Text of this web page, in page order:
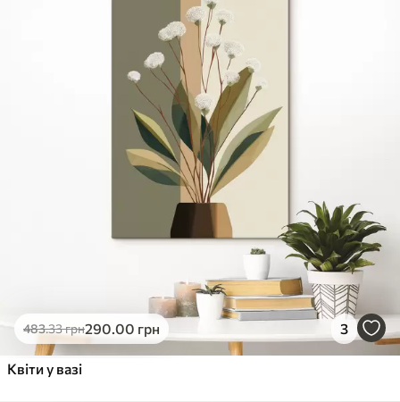
483.33грн290.00 грн 3
Квіти у вазі